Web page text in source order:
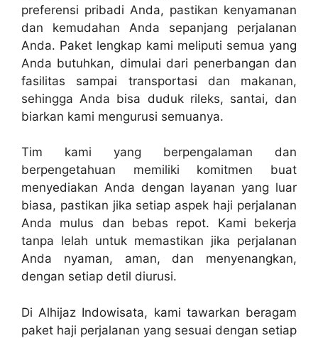
preferensi pribadi Anda, pastikan kenyamanan
dan kemudahan Anda sepanjang perjalanan
Anda. Paket lengkap kami meliputi semua yang
Anda butuhkan, dimulai dari penerbangan dan
fasilitas sampai transportasi dan makanan,
sehingga Anda bisa duduk rileks, santai, dan
biarkan kami mengurusi semuanya.
Tim kami yang berpengalaman dan
berpengetahuan memiliki komitmen buat
menyediakan Anda dengan layanan yang luar
biasa, pastikan jika setiap aspek haji perjalanan
Anda mulus dan bebas repot. Kami bekerja
tanpa lelah untuk memastikan jika perjalanan
Anda nyaman, aman, dan menyenangkan,
dengan setiap detil diurusi.
Di Alhijaz Indowisata, kami tawarkan beragam
paket haji perjalanan yang sesuai dengan setiap